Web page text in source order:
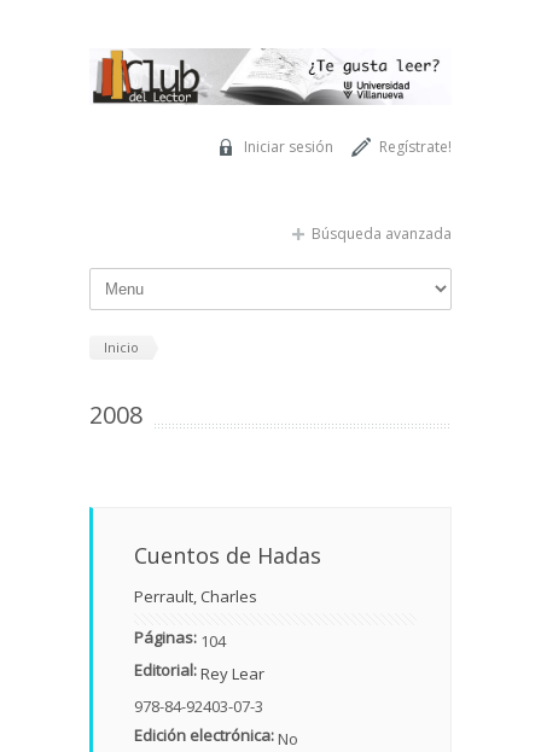
Regístrate!
Iniciar sesión
Búsqueda avanzada
Inicio
2008
Cuentos de Hadas
Perrault, Charles
Páginas: 104
Editorial:Rey Lear
978-84-92403-07-3
Edición electrónica:No